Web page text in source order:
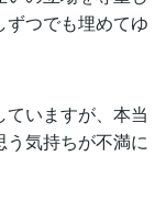
つでも埋めてゆ
いますが、本当
気持ちが不満に